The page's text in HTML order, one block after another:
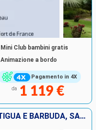
Pagamento in 4X
Mini Club bambini gratis
Animazione a bordo
da 1 119 €
DOMINICA, SAINT MARTIN, ANTIGUA E BARBUDA, SAN CRISTOFORO E NEVIS, MARTINICA, GUADALUPA